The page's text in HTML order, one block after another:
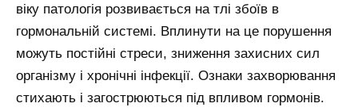
віку патологія розвивається на тлі збоїв в
гормональній системі. Вплинути на це порушення
можуть постійні стреси, зниження захисних сил
організму і хронічні інфекції. Ознаки захворювання
стихають і загострюються під впливом гормонів.